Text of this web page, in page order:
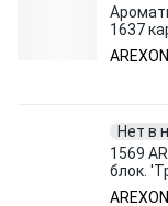
1637
Нет в
1569
блок.